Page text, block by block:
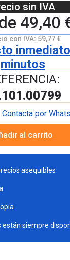
sin IVA
49,40
con IVA: 59,77 €
minutos
Contacta por
al carrito
asequibles
están siempre